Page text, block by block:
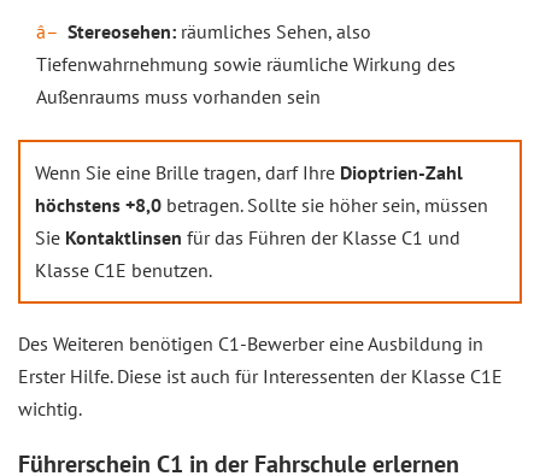
Stereosehen: räumliches Sehen, also
Tiefenwahrnehmung sowie räumliche Wirkung des
Außenraums muss vorhanden sein
Wenn Sie eine Brille tragen, darf Ihre Dioptrien-Zahl
höchstens +8,0 betragen. Sollte sie höher sein, müssen
Sie Kontaktlinsen für das Führen der Klasse C1 und
Klasse C1E benutzen.
Des Weiteren benötigen C1-Bewerber eine Ausbildung in
Erster Hilfe. Diese ist auch für Interessenten der Klasse C1E
wichtig.
Führerschein C1 in der Fahrschule erlernen